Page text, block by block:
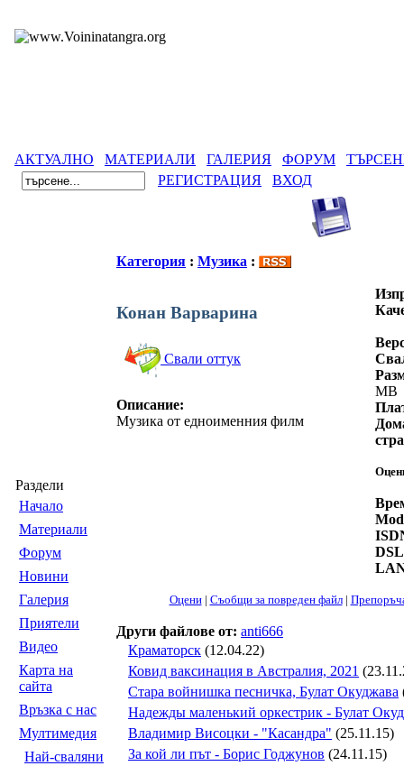
АКТУАЛНО МАТЕРИАЛИ ГАЛЕРИЯ ФОРУМ
РЕГИСТРАЦИЯ
ВХОД
Раздели
Началo
Материали
Форум
Новини
Галерия
Приятели
Видео
Карта на
сайта
Връзка с нас
Мултимедия
Най-сваляни
Категория : Музика :
Конан Варварина
Свали оттук
Описание:
Музика от едноименния филм
MB
Оцени| Съобщи за повреден файл|
Други файлове от: anti666
Краматорск (12.04.22)
Ковид ваксинация в Австралия, 2021
Стара войнишка песничка, Булат Окуджава
Надежды маленький оркестрик - Булат
Владимир Висоцки - "Касандра" (25.11.15)
За кой ли път - Борис Годжунов (24.11.15)